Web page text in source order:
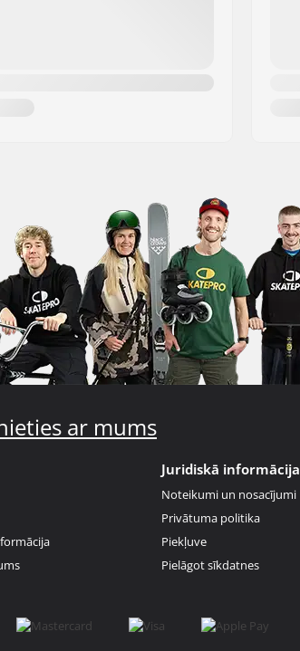
ar mums
Juridiskā informācija
Noteikumi un nosacījumi
Privātuma politika
Piekļuve
Pielāgot sīkdatnes